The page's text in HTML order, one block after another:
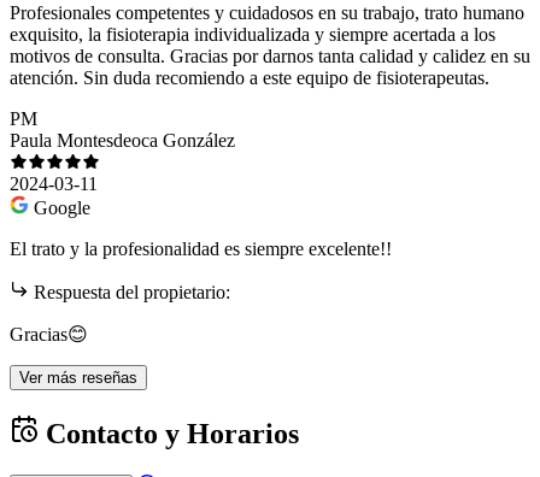
Profesionales competentes y cuidadosos en su trabajo, trato humano
exquisito, la fisioterapia individualizada y siempre acertada a los
motivos de consulta. Gracias por darnos tanta calidad y calidez en su
atención. Sin duda recomiendo a este equipo de fisioterapeutas.
PM
Paula Montesdeoca González
2024-03-11
Google
El trato y la profesionalidad es siempre excelente!!
Respuesta del propietario:
Gracias😊
Ver más reseñas
Contacto y Horarios